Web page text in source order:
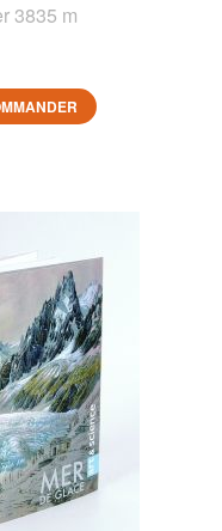
3835 m